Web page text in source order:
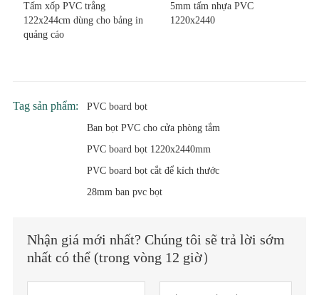
Tấm xốp PVC trắng
122x244cm dùng cho bảng in
quảng cáo
5mm tấm nhựa PVC
1220x2440
Tag sản phẩm:
PVC board bọt
Ban bọt PVC cho cửa phòng tắm
PVC board bọt 1220x2440mm
PVC board bọt cắt để kích thước
28mm ban pvc bọt
Nhận giá mới nhất? Chúng tôi sẽ trả lời sớm
nhất có thể (trong vòng 12 giờ）